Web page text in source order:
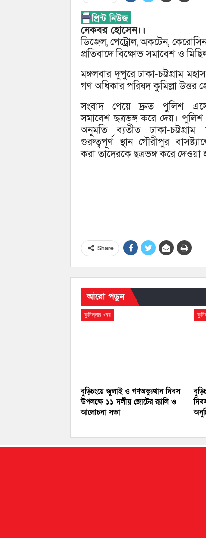
নেকবর হোসেন।।
ডিজেল, পেট্রোল, অকটেন, কেরোসিন
প্রতিবাদে বিক্ষোভ সমাবেশ ও
মঙ্গলবার দুপুরে ঢাকা-চট্টগ্রাম
গণ অধিকার পরিষদ কুমিল্লা
সংবাদ পেয়ে দ্রুত পুলিশ এসে
সমাবেশ ছত্রভঙ্গ করে দেয়। পুলিশ
অনুমতি ব্যতীত ঢাকা-চট্টগ্রাম
গুরুত্বপূর্ণ স্থান গৌরীপুর
করা তাদেরকে ছত্রভঙ্গ করে দেওয়া
Share
আরো পড়ুন
কুমিল্লার খবর
বুড়িচংয়ে জুলাই ও গণঅভ্যুত্থান দিবস
উপলক্ষে ১১ দলীয় জোটের র‍্যালি ও
আলোচনা সভা